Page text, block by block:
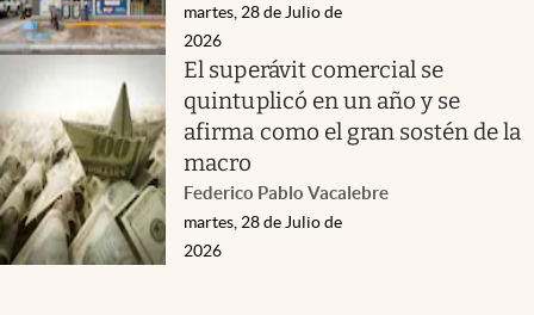
martes, 28 de Julio de
2026
El superávit comercial se
quintuplicó en un año y se
afirma como el gran sostén de la
macro
Federico Pablo Vacalebre
martes, 28 de Julio de
2026